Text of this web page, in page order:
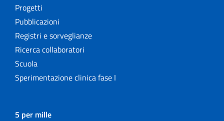
Progetti
Pubblicazioni
Registri e sorveglianze
Ricerca collaboratori
Scuola
Sperimentazione clinica fase I
5 per mille